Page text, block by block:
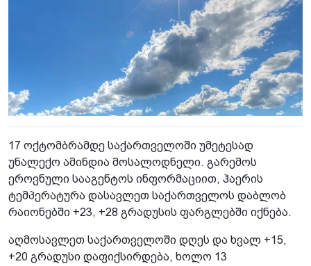
17 ოქტომბრამდე საქართველოში უმეტესად
უნალექო ამინდია მოსალოდნელი. გარემოს
ეროვნული სააგენტოს ინფორმაციით, ჰაერის
ტემპერატურა დასავლეთ საქართველოს დაბლობ
რაიონებში +23, +28 გრადუსის ფარგლებში იქნება.
აღმოსავლეთ საქართველოში დღეს და ხვალ +15,
+20 გრადუსი დაფიქსირდება, ხოლო 13